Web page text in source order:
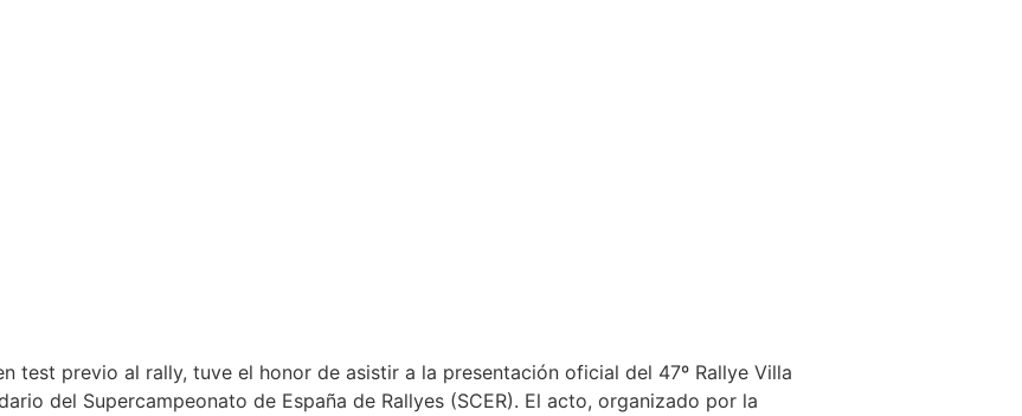
test previo al rally, tuve el honor de asistir a la presentación oficial del 47º Rallye Villa
del Supercampeonato de España de Rallyes (SCER). El acto, organizado por la